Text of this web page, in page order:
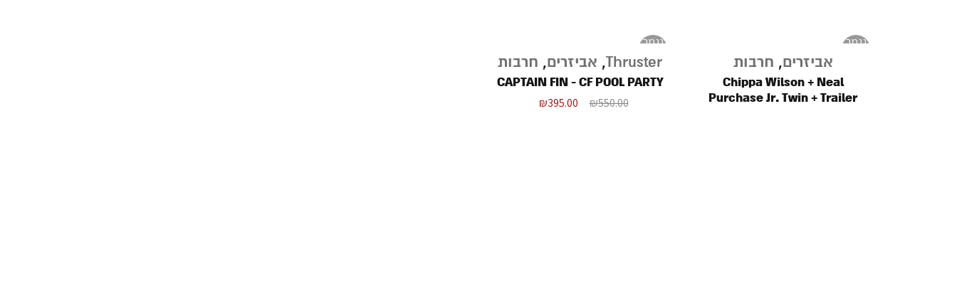
נגמר
אביזרים, חרבות
Chippa Wilson + Neal
Purchase Jr. Twin + Trailer
נגמר
במלאי
Thruster
, אביזרים, חרבות
CAPTAIN FIN - CF POOL PARTY
₪550.00
₪395.00